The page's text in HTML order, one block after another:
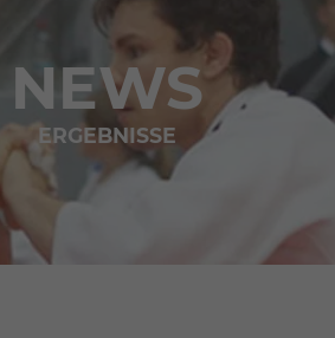
NEWS
ERGEBNISSE